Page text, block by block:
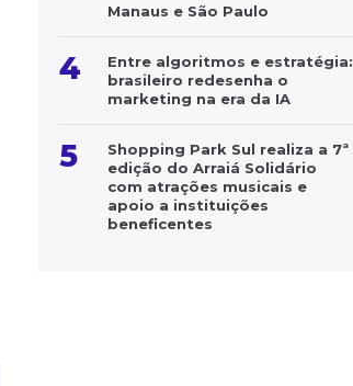
Manaus e São Paulo
4
Entre algoritmos e estratégia:
brasileiro redesenha o
marketing na era da IA
5
Shopping Park Sul realiza a 7ª
edição do Arraiá Solidário
com atrações musicais e
apoio a instituições
beneficentes